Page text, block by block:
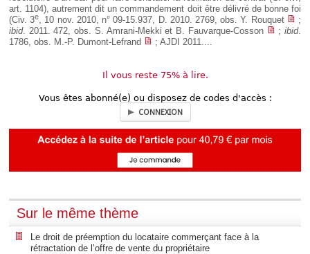
art. 1104), autrement dit un commandement doit être délivré de bonne foi
(Civ. 3e , 10 nov. 2010, n° 09-15.937, D. 2010. 2769, obs. Y. Rouquet
;
ibid. 2011. 472, obs. S. Amrani-Mekki et B. Fauvarque-Cosson ;ibid.
1786, obs. M.-P. Dumont-Lefrand
; AJDI 2011....
Il vous reste 75% à lire.
Vous êtes abonné(e) ou disposez de codes d'accès :
CONNEXION
Sur le même thème
Le droit de préemption du locataire commerçant face à la
rétractation de l’offre de vente du propriétaire